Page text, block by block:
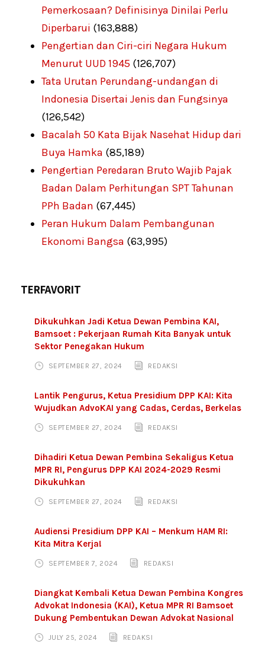
Pemerkosaan? Definisinya Dinilai Perlu
Diperbarui (163,888)
Pengertian dan Ciri-ciri Negara Hukum
Menurut UUD 1945 (126,707)
Tata Urutan Perundang-undangan di
Indonesia Disertai Jenis dan Fungsinya
(126,542)
Bacalah 50 Kata Bijak Nasehat Hidup dari
Buya Hamka (85,189)
Pengertian Peredaran Bruto Wajib Pajak
Badan Dalam Perhitungan SPT Tahunan
PPh Badan (67,445)
Peran Hukum Dalam Pembangunan
Ekonomi Bangsa (63,995)
TERFAVORIT
Dikukuhkan Jadi Ketua Dewan Pembina KAI,
Bamsoet : Pekerjaan Rumah Kita Banyak untuk
Sektor Penegakan Hukum
SEPTEMBER 27, 2024 REDAKSI
Lantik Pengurus, Ketua Presidium DPP KAI: Kita
Wujudkan AdvoKAI yang Cadas, Cerdas, Berkelas
SEPTEMBER 27, 2024 REDAKSI
Dihadiri Ketua Dewan Pembina Sekaligus Ketua
MPR RI, Pengurus DPP KAI 2024-2029 Resmi
Dikukuhkan
SEPTEMBER 27, 2024 REDAKSI
Audiensi Presidium DPP KAI – Menkum HAM RI:
Kita Mitra Kerja!
SEPTEMBER 7, 2024 REDAKSI
Diangkat Kembali Ketua Dewan Pembina Kongres
Advokat Indonesia (KAI), Ketua MPR RI Bamsoet
Dukung Pembentukan Dewan Advokat Nasional
JULY 25, 2024 REDAKSI